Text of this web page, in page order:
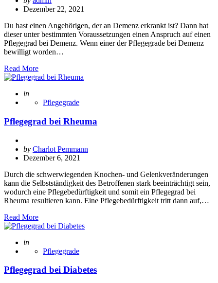
by
Dezember 22, 2021
Du hast einen Angehörigen, der an Demenz erkrankt ist? Dann hat
dieser unter bestimmten Voraussetzungen einen Anspruch auf einen
Pflegegrad bei Demenz. Wenn einer der Pflegegrade bei Demenz
bewilligt worden…
Read More
Posted
in
Pflegegrade
Pflegegrad bei Rheuma
Posted
by
by Charlot Pemmann
Dezember 6, 2021
Durch die schwerwiegenden Knochen- und Gelenkveränderungen
kann die Selbstständigkeit des Betroffenen stark beeinträchtigt sein,
wodurch eine Pflegebedürftigkeit und somit ein Pflegegrad bei
Rheuma resultieren kann. Eine Pflegebedürftigkeit tritt dann auf,…
Read More
Posted
in
Pflegegrade
Pflegegrad bei Diabetes